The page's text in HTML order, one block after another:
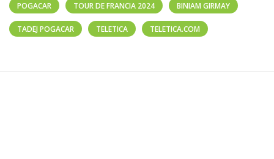
POGACAR TOUR DE FRANCIA 2024 BINIAM GIRMAY
TADEJ POGACAR TELETICA TELETICA.COM